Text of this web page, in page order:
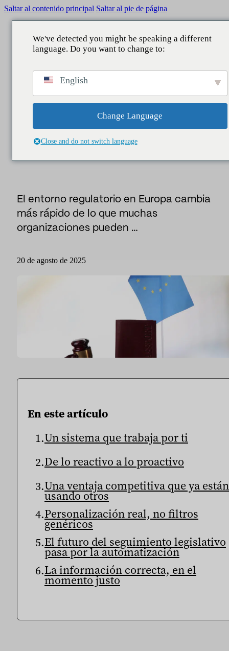
Saltar al contenido principal Saltar al pie de página
Legislativo
Data Lake
Contact center
Asistentes IA
Comunicación Corporativa
Reputación y marca
Directivos y liderazgo
Marketing y patrocinio
Audiencias y territorio
Medios de comunicación e informes
Instituciones públicas
Estudios
Business Intelligence
Noticias
/Noticias/ Cómo estar informado con alertas
legislativas europeas automatizadas
Noticias
CÓMO ESTAR INFORMADO CON
ALERTAS LEGISLATIVAS EUROPEAS
AUTOMATIZADAS
El entorno regulatorio en Europa cambia
más rápido de lo que muchas
organizaciones pueden …
20 de agosto de 2025
En este artículo
Un sistema que trabaja por ti
De lo reactivo a lo proactivo
Una ventaja competitiva que ya están
usando otros
Personalización real, no filtros
genéricos
El futuro del seguimiento legislativo
pasa por la automatización
La información correcta, en el
momento justo
We've detected you might be speaking a different
language. Do you want to change to:
English
Change Language
Close and do not switch language